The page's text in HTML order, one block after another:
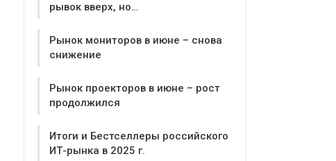
рывок вверх, но…
Рынок мониторов в июне – снова
снижение
Рынок проекторов в июне – рост
продолжился
Итоги и Бестселлеры российского
ИТ-рынка в 2025 г.